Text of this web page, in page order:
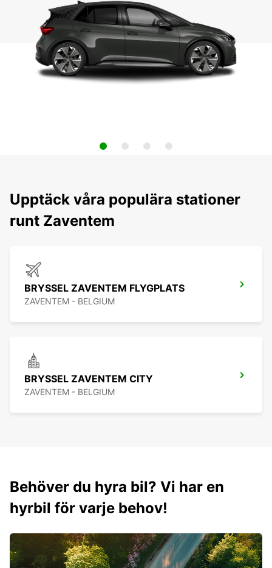
Upptäck våra populära stationer
runt Zaventem
BRYSSEL ZAVENTEM FLYGPLATS
ZAVENTEM - BELGIUM
BRYSSEL ZAVENTEM CITY
ZAVENTEM - BELGIUM
Behöver du hyra bil? Vi har en
hyrbil för varje behov!